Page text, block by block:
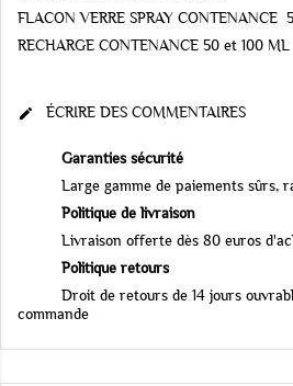
FLACON VERRE SPRAY CONTENANCE
RECHARGE CONTENANCE 50 et 100 ML
 ÉCRIRE DES COMMENTAIRES
Garanties sécurité
Large gamme de paiements sûrs,
Politique de livraison
Livraison offerte dès 80 euros
Politique retours
Droit de retours de 14 jours
commande